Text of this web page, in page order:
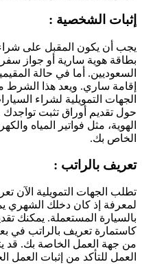
إثبات الشخصية :
يجب أن يكون المقبل على
بطاقة هوية سارية أو جواز
السعوديين. أما في حالة
إقامة ساري. ويعد هذا الشرط
الجهات التمويلية لشراء
حول تقديم أوراق تثبت
الهوية، مثل فواتير المياه
الخاص بك.
تعريف بالراتب :
تطلب الجهات التمويلية الآن
لمعرفة إذ كان دخلك الشهري
بالسيارة المستعملة. يمكنك
كاستمارة تعريف بالراتب في
من جهة العمل الخاصة بك.
العمل للتأكد من إثبات العمل